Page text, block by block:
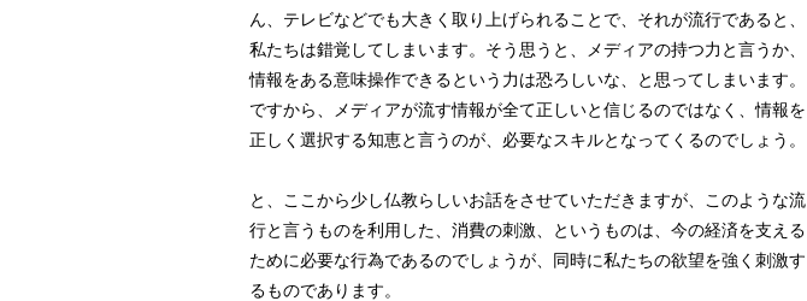
ん、テレビなどでも大きく取り上げられることで、それが流行であると、
私たちは錯覚してしまいます。そう思うと、メディアの持つ力と言うか、
情報をある意味操作できるという力は恐ろしいな、と思ってしまいます。
ですから、メディアが流す情報が全て正しいと信じるのではなく、情報を
正しく選択する知恵と言うのが、必要なスキルとなってくるのでしょう。
と、ここから少し仏教らしいお話をさせていただきますが、このような流
行と言うものを利用した、消費の刺激、というものは、今の経済を支える
ために必要な行為であるのでしょうが、同時に私たちの欲望を強く刺激す
るものであります。